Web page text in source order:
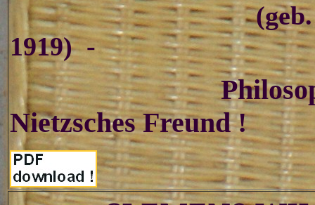
(
1919) -
Nietzsches Freund !